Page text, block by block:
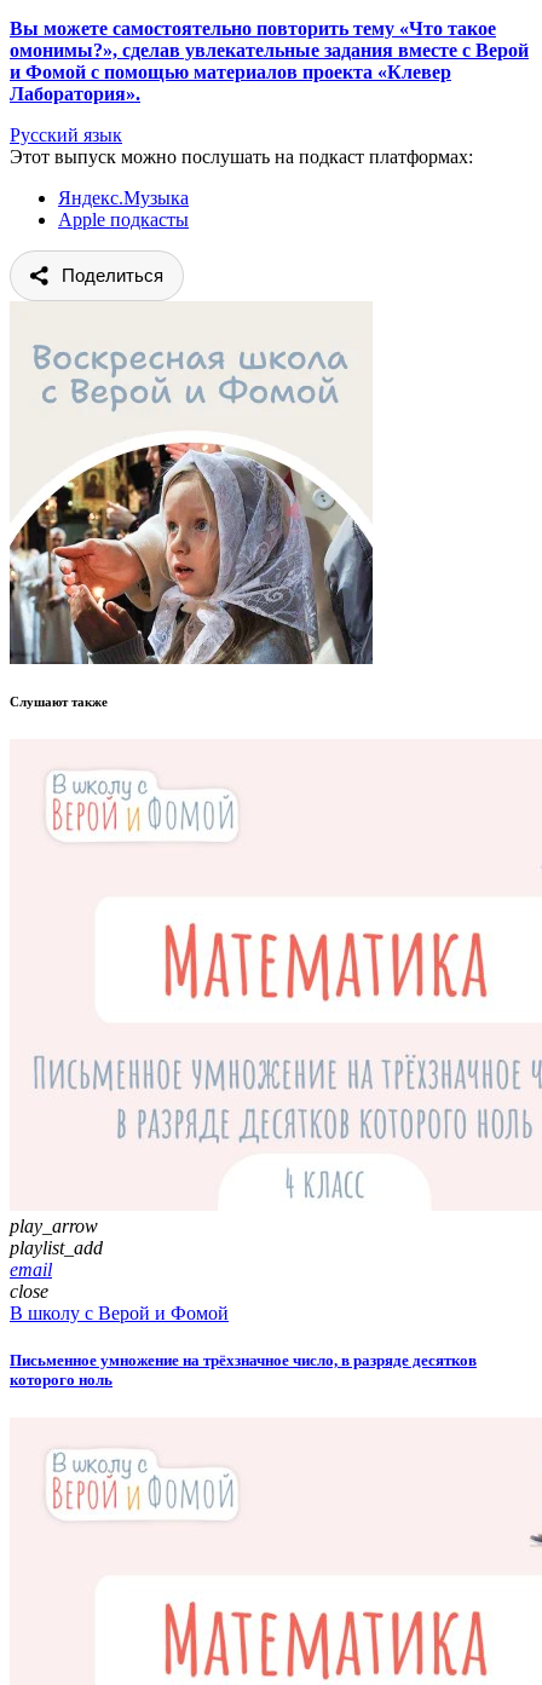
Вы можете самостоятельно повторить тему «Что такое
омонимы?», сделав увлекательные задания вместе с Верой
и Фомой с помощью материалов проекта «Клевер
Лаборатория».
Русский язык
Этот выпуск можно послушать на подкаст платформах:
Яндекс.Музыка
Apple подкасты
Поделиться
Слушают также
play_arrow
playlist_add
email
close
В школу с Верой и Фомой
Письменное умножение на трёхзначное число, в разряде десятков
которого ноль